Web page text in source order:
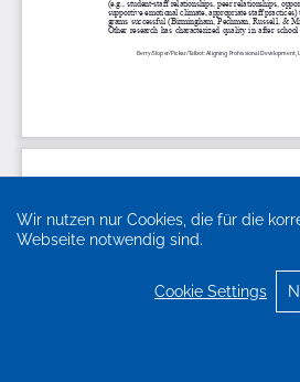
Wir nutzen nur Cookies, die für die
Webseite notwendig sind.
Cookie Settings